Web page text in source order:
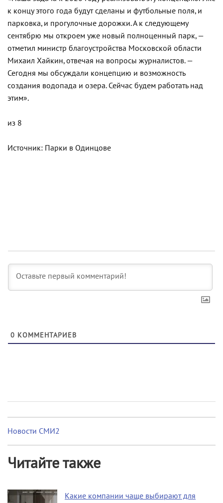
к концу этого года будут сделаны и футбольные поля, и
парковка, и прогулочные дорожки. А к следующему
сентябрю мы откроем уже новый полноценный парк, —
отметил министр благоустройства Московской области
Михаил Хайкин, отвечая на вопросы журналистов. —
Сегодня мы обсуждали концепцию и возможность
создания водопада и озера. Сейчас будем работать над
этим».
из 8
Источник: Парки в Одинцове
0 КОММЕНТАРИЕВ
Новости СМИ2
Читайте также
Какие компании чаще выбирают для